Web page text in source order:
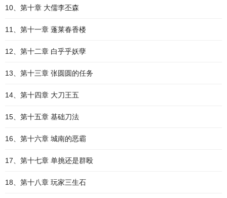
10、第十章 大儒李丕森
11、第十一章 蓬莱春香楼
12、第十二章 白乎乎妖孽
13、第十三章 张圆圆的任务
14、第十四章 大刀王五
15、第十五章 基础刀法
16、第十六章 城南的恶霸
17、第十七章 单挑还是群殴
18、第十八章 玩家三生石